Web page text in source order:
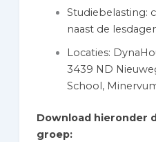
Studiebelasting:
naast de
Locaties:
3439 ND
School,
Download hieronder
groep: